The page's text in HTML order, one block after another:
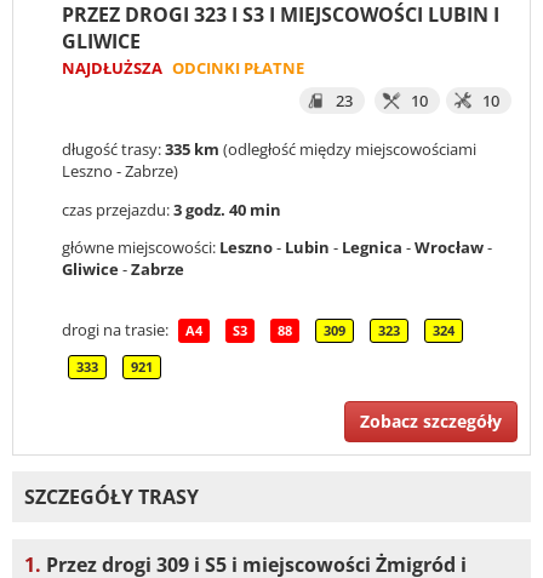
PRZEZ DROGI 323 I S3 I MIEJSCOWOŚCI LUBIN I
GLIWICE
NAJDŁUŻSZA ODCINKI PŁATNE
23
10 10
długość trasy:335 km (odległość między miejscowościami
Leszno - Zabrze)
czas przejazdu:3 godz. 40 min
główne miejscowości: Leszno- Lubin - Legnica -Wrocław-
Gliwice-Zabrze
drogi na trasie: A4 S3 88 309 323 324
333 921
Zobacz szczegóły
SZCZEGÓŁY TRASY
1. Przez drogi 309 i S5 i miejscowości Żmigród i